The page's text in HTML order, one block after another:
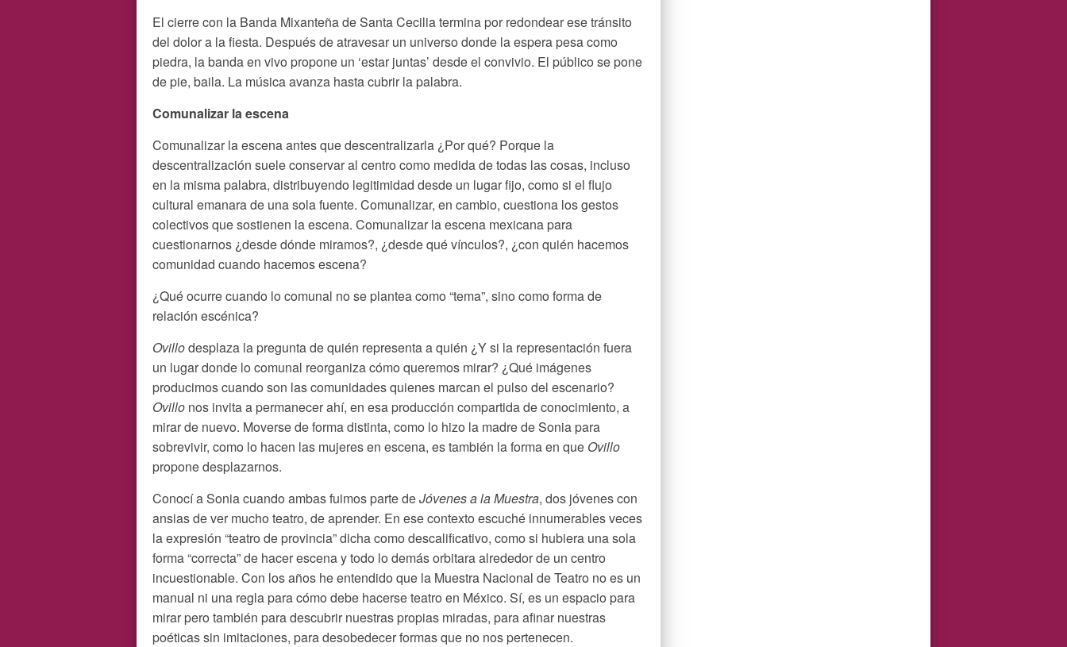
El cierre con la Banda Mixanteña de Santa Cecilia termina por redondear ese tránsito
del dolor a la fiesta. Después de atravesar un universo donde la espera pesa como
piedra, la banda en vivo propone un ‘estar juntas’ desde el convivio. El público se pone
de pie, baila. La música avanza hasta cubrir la palabra.
Comunalizar la escena
Comunalizar la escena antes que descentralizarla ¿Por qué? Porque la
descentralización suele conservar al centro como medida de todas las cosas, incluso
en la misma palabra, distribuyendo legitimidad desde un lugar fijo, como si el flujo
cultural emanara de una sola fuente. Comunalizar, en cambio, cuestiona los gestos
colectivos que sostienen la escena. Comunalizar la escena mexicana para
cuestionarnos ¿desde dónde miramos?, ¿desde qué vínculos?, ¿con quién hacemos
comunidad cuando hacemos escena?
¿Qué ocurre cuando lo comunal no se plantea como “tema”, sino como forma de
relación escénica?
Ovillodesplaza la pregunta de quién representa a quién ¿Y si la representación fuera
un lugar donde lo comunal reorganiza cómo queremos mirar? ¿Qué imágenes
producimos cuando son las comunidades quienes marcan el pulso del escenario?
Ovillo nos invita a permanecer ahí, en esa producción compartida de conocimiento, a
mirar de nuevo. Moverse de forma distinta, como lo hizo la madre de Sonia para
sobrevivir, como lo hacen las mujeres en escena, es también la forma en que Ovillo
propone desplazarnos.
Conocí a Sonia cuando ambas fuimos parte deJóvenes a la Muestra, dos jóvenes con
ansias de ver mucho teatro, de aprender. En ese contexto escuché innumerables veces
la expresión “teatro de provincia” dicha como descalificativo, como si hubiera una sola
forma “correcta” de hacer escena y todo lo demás orbitara alrededor de un centro
incuestionable. Con los años he entendido que la Muestra Nacional de Teatro no es un
manual ni una regla para cómo debe hacerse teatro en México. Sí, es un espacio para
mirar pero también para descubrir nuestras propias miradas, para afinar nuestras
poéticas sin imitaciones, para desobedecer formas que no nos pertenecen.